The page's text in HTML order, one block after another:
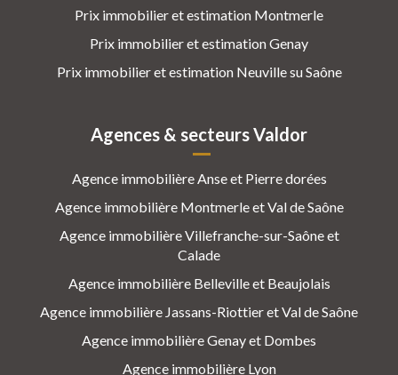
Prix immobilier et estimation Montmerle
Prix immobilier et estimation Genay
Prix immobilier et estimation Neuville su Saône
Agences & secteurs Valdor
Agence immobilière Anse et Pierre dorées
Agence immobilière Montmerle et Val de Saône
Agence immobilière Villefranche-sur-Saône et
Calade
Agence immobilière Belleville et Beaujolais
Agence immobilière Jassans-Riottier et Val de Saône
Agence immobilière Genay et Dombes
Agence immobilière Lyon